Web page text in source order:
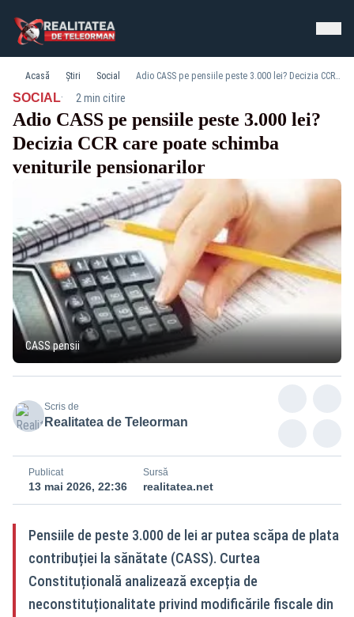
Acasă Știri Social Adio CASS pe pensiile peste 3.000 lei? Decizia CCR care poate schimba veniturile pensionarilor
SOCIAL· 2 min citire
Adio CASS pe pensiile peste 3.000 lei?
Decizia CCR care poate schimba
veniturile pensionarilor
CASS pensii
Scris de
Realitatea de Teleorman
Publicat
13 mai 2026, 22:36
Sursă
realitatea.net
Pensiile de peste 3.000 de lei ar putea scăpa de plata
contribuției la sănătate (CASS). Curtea
Constituțională analizează excepția de
neconstituționalitate privind modificările fiscale din